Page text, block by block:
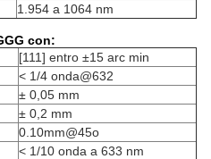
1.954 a 1064 nm
con:
[111] entro ±15 arc min
< 1/4 onda@632
± 0,05 mm
± 0,2 mm
0.10mm@45o
< 1/10 onda a 633 nm